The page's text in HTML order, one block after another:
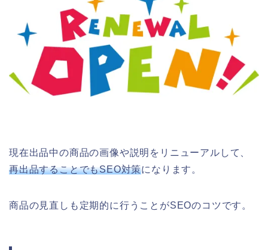
現在出品中の商品の画像や説明をリニューアルして、
再出品することでもSEO対策になります。
商品の見直しも定期的に行うことがSEOのコツです。